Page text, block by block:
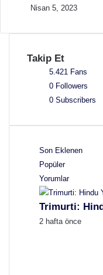
Nisan 5, 2023
Takip Et
5.421 Fans
0 Followers
0 Subscribers
Son Eklenen
Popüler
Yorumlar
Trimurti:
2 hafta önce